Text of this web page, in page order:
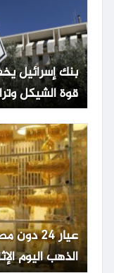
قوة الشيكل
الذهب اليوم الإثنين 15